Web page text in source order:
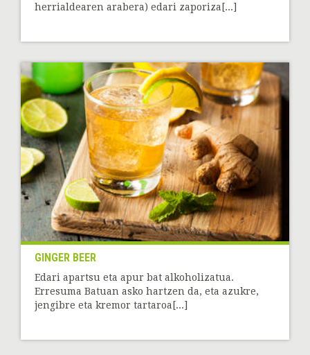
herrialdearen arabera) edari zaporiza[...]
GINGER BEER
Edari apartsu eta apur bat alkoholizatua.
Erresuma Batuan asko hartzen da, eta azukre,
jengibre eta kremor tartaroa[...]